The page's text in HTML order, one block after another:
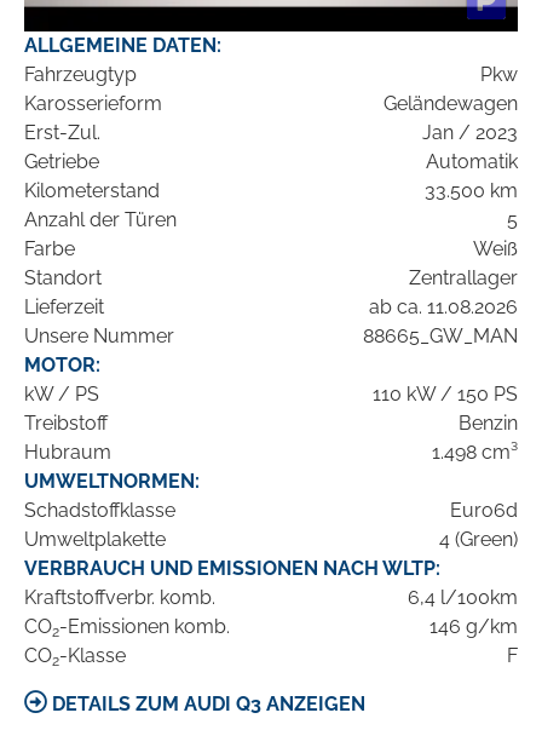
ALLGEMEINE DATEN:
Fahrzeugtyp
Pkw
Karosserieform
Geländewagen
Erst-Zul.
Jan / 2023
Getriebe
Automatik
Kilometerstand
33.500 km
Anzahl der Türen
5
Farbe
Weiß
Standort
Zentrallager
Lieferzeit
ab ca. 11.08.2026
Unsere Nummer
88665_GW_MAN
MOTOR:
kW / PS
110 kW / 150 PS
Treibstoff
Benzin
Hubraum
1.498 cm³
UMWELTNORMEN:
Schadstoffklasse
Euro6d
Umweltplakette
4 (Green)
VERBRAUCH UND EMISSIONEN NACH WLTP:
Kraftstoffverbr. komb.
6,4 l/100km
CO2-Emissionen komb.
146 g/km
CO2-Klasse F
DETAILS ZUM AUDI Q3 ANZEIGEN